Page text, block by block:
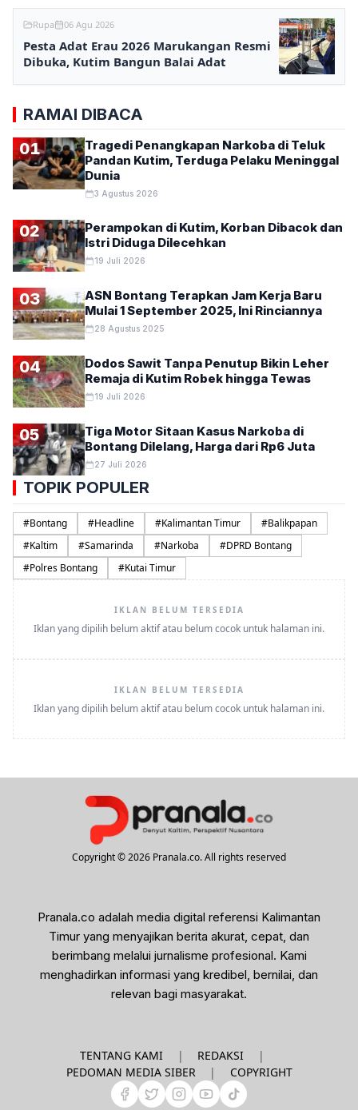
Rupa 06 Agu 2026
Pesta Adat Erau 2026 Marukangan Resmi
Dibuka, Kutim Bangun Balai Adat
RAMAI DIBACA
01
Tragedi Penangkapan Narkoba di Teluk
Pandan Kutim, Terduga Pelaku Meninggal
Dunia
3 Agustus 2026
02
Perampokan di Kutim, Korban Dibacok dan
Istri Diduga Dilecehkan
19 Juli 2026
03
ASN Bontang Terapkan Jam Kerja Baru
Mulai 1 September 2025, Ini Rinciannya
28 Agustus 2025
04
Dodos Sawit Tanpa Penutup Bikin Leher
Remaja di Kutim Robek hingga Tewas
19 Juli 2026
05
Tiga Motor Sitaan Kasus Narkoba di
Bontang Dilelang, Harga dari Rp6 Juta
27 Juli 2026
TOPIK POPULER
#Bontang #Headline #Kalimantan Timur #Balikpapan
#Kaltim #Samarinda #Narkoba #DPRD Bontang
#Polres Bontang #Kutai Timur
IKLAN BELUM TERSEDIA
Iklan yang dipilih belum aktif atau belum cocok untuk halaman ini.
IKLAN BELUM TERSEDIA
Iklan yang dipilih belum aktif atau belum cocok untuk halaman ini.
Copyright © 2026 Pranala.co. All rights reserved
Pranala.co adalah media digital referensi Kalimantan
Timur yang menyajikan berita akurat, cepat, dan
berimbang melalui jurnalisme profesional. Kami
menghadirkan informasi yang kredibel, bernilai, dan
relevan bagi masyarakat.
TENTANG KAMI | REDAKSI
|
PEDOMAN MEDIA SIBER
| COPYRIGHT